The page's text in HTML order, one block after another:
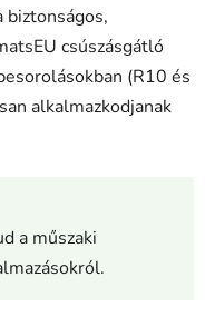
csúszásgátló
(R10 és
alkalmazkodjanak
a műszaki